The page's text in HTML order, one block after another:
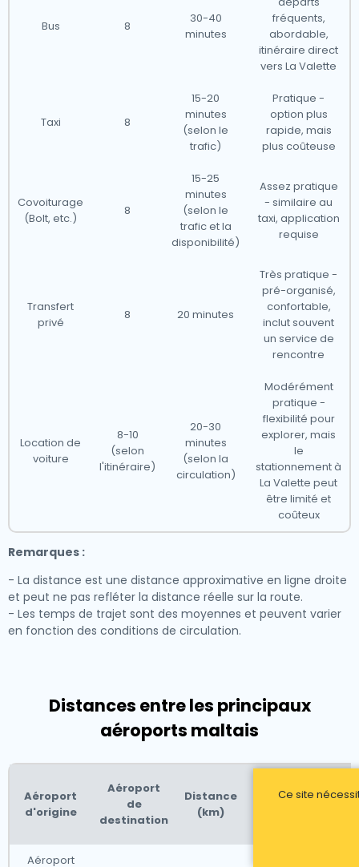
Que vous visitiez la capitale historique de La Valette,
que vous vous relaxiez sur les plages de St. Julian's ou
que vous exploriez les anciens temples de Hagar Qim,
fluides et efficaces.Bien que nous acceptons les
réservations de dernière minute, nous recommandons
de sécuriser votre transfert aéroportuaire en ligne via
notre site Web pour une expérience sans tracas.
Le réseau de taxis de Malte est bien établi,
permettant de voyager confortablement depuis tous
les principaux aéroports. Ci-dessous, nous avons
répertorié quelques questions fréquemment posées
pour vous guider dans la réservation d'un taxi
aéroportuaire.
Nos taxis opèrent depuis tous les principaux aéroports
de Malte, garantissant une disponibilité 24h/24 et 7j/7
dans les principales destinations.Que vous arriviez à
l'aéroport international de Malte ou à tout autre
grand hub, nous avons tout prévu.
Bus 8
30-40
minutes
fréquents,
abordable,
itinéraire direct
vers La Valette
Taxi 8
15-20
minutes
(selon le
trafic)
Pratique -
option plus
rapide, mais
plus coûteuse
Covoiturage
(Bolt, etc.)
8
15-25
minutes
(selon le
trafic et la
disponibilité)
Assez pratique
- similaire au
taxi, application
requise
Transfert
privé
8 20 minutes
Très pratique -
pré-organisé,
confortable,
inclut souvent
un service de
rencontre
Location de
voiture
8-10
(selon
l'itinéraire)
20-30
minutes
(selon la
circulation)
Modérément
pratique -
flexibilité pour
explorer, mais
le
stationnement à
La Valette peut
être limité et
coûteux
Remarques :
- La distance est une distance approximative en ligne droite
et peut ne pas refléter la distance réelle sur la route.
- Les temps de trajet sont des moyennes et peuvent varier
en fonction des conditions de circulation.
Distances entre les principaux
aéroports maltais
Aéroport
d'origine
Aéroport
de
destination
Distance
(km)
Temps
de
Aéroport
Ce site